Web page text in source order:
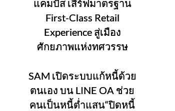
แคมปัส เสิร์ฟมาตรฐาน
First-Class Retail
Experience สู่เมือง
ศักยภาพแห่งทศวรรษ
SAM เปิดระบบแก้หนี้ด้วย
ตนเอง บน LINE OA ช่วย
คนเป็นหนี้ต่ำแสน“ปิดหนี้